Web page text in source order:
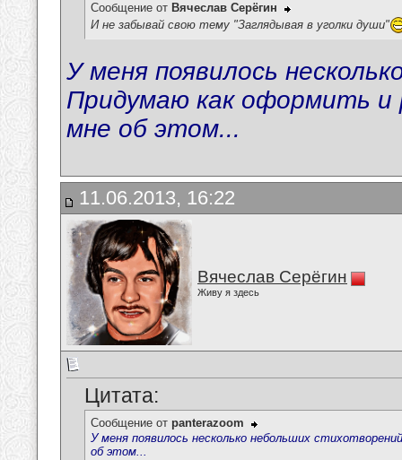
Сообщение от Вячеслав Серёгин
И не забывай свою тему "Заглядывая в уголки души"
У меня появилось
Придумаю как оформить и
мне об этом...
11.06.2013, 16:22
Вячеслав Серёгин
Живу я здесь
Цитата:
Сообщение от panterazoom
У меня появилось несколько небольших
об этом...